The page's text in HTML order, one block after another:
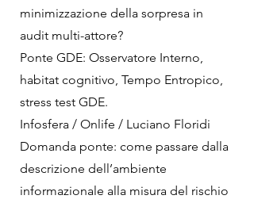
minimizzazione della sorpresa in
audit multi-attore?
Ponte GDE: Osservatore Interno,
habitat cognitivo, Tempo Entropico,
stress test GDE.
Infosfera / Onlife / Luciano Floridi
Domanda ponte: come passare dalla
descrizione dell’ambiente
informazionale alla misura del rischio